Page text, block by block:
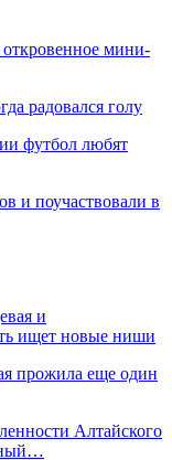
мини-
радовался голу
футбол любят
и поучаствовали в
и
ищет новые ниши
прожила еще один
Алтайского